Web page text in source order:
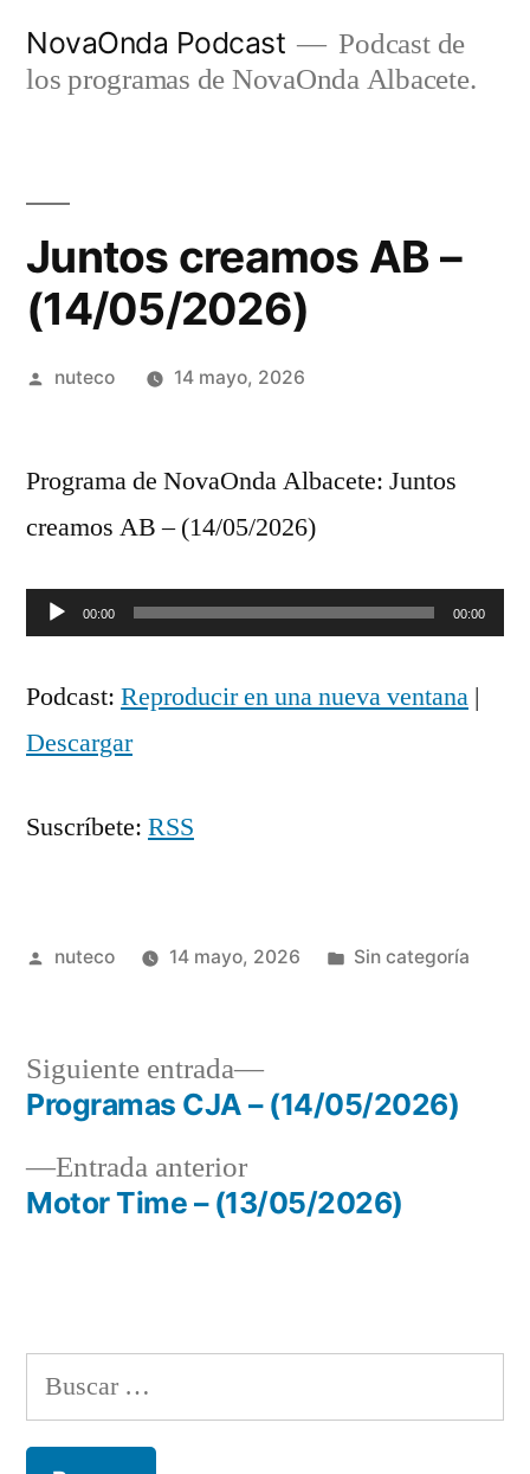
NovaOnda Podcast
Podcast de
los programas de NovaOnda Albacete.
Juntos creamos AB –
(14/05/2026)
Publicada
nuteco 14 mayo, 2026
Programa de NovaOnda Albacete: Juntos
creamos AB – (14/05/2026)
Reproductor
audio
00:00 00:00
Podcast: Reproducir en una nueva ventana |
Descargar
Suscríbete: RSS
Publicada
nuteco 14 mayo, 2026
Publicada
Sin categoría
Navegación
deEntrada anteriorEntrada
anterior:
Motor Time – (13/05/2026)
Siguiente entrada
Siguiente
entrada:
Programas CJA – (14/05/2026)
Buscar: